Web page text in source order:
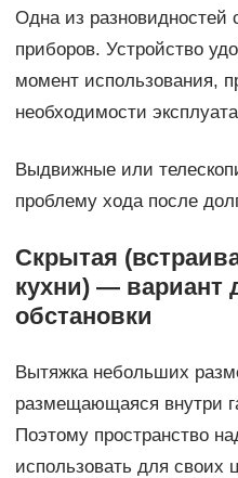
Одна из разновидностей
приборов. Устройство
момент использования,
необходимости
Выдвижные или
проблему хода после
Скрытая
кухни) — вариант
обстановки
Вытяжка небольших
размещающаяся внутри
Поэтому пространство
использовать для своих